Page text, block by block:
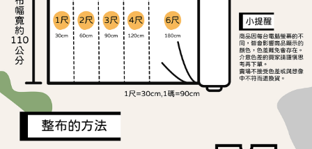
※ 請注意：結帳手續完成當下不需立刻繳費，但若您需要取消訂單，請聯絡
購買商品的店家。未經商家同意取消之訂單仍視為有效，需透過AFTEE先享
後付繳納相關費用。
※ 交易是否成功請以「AFTEE先享後付 」之結帳頁面顯示為準，若有關於
是否繳費成功／繳費後需取消欲退款等相關疑問，請聯繫「AFTEE先享後付
客戶支援中心」 https://netprotections.freshdesk.com/support/home
【注意事項】
１．透過由恩沛科技股份有限公司提供之「AFTEE先享後付」服務完成之交
易，需依本服務之必要範圍內提供個人資料，並將交易相關給付款項請求債
權轉讓予恩沛科技股份有限公司。
宅配
每筆NT$150，滿NT$1,500(含以上)免運費
離島宅配
每筆NT$240